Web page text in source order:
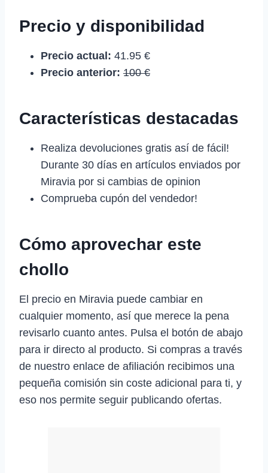
Precio y disponibilidad
Precio actual: 41.95 €
Precio anterior: 100 €
Características destacadas
Realiza devoluciones gratis así de fácil!
Durante 30 días en artículos enviados por
Miravia por si cambias de opinion
Comprueba cupón del vendedor!
Cómo aprovechar este
chollo
El precio en Miravia puede cambiar en
cualquier momento, así que merece la pena
revisarlo cuanto antes. Pulsa el botón de abajo
para ir directo al producto. Si compras a través
de nuestro enlace de afiliación recibimos una
pequeña comisión sin coste adicional para ti, y
eso nos permite seguir publicando ofertas.